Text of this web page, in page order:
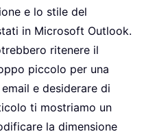
e lo stile del
in Microsoft Outlook.
ritenere il
piccolo per una
e desiderare di
ti mostriamo un
la dimensione